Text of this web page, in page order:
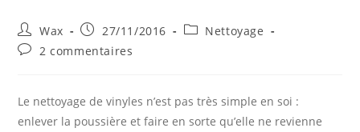
Auteur/autrice
de
la
Wax
Publication
publiée :
27/11/2016
PostNettoyage
Commentaires
publication :
2 commentaires
Le nettoyage de vinyles n’est pas très simple en soi :
enlever la poussière et faire en sorte qu’elle ne revienne